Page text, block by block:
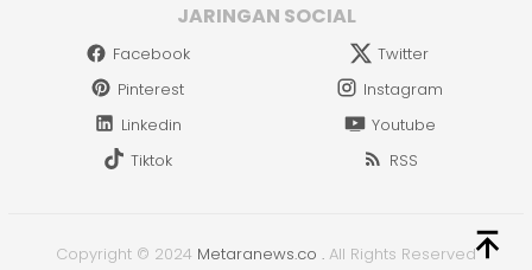
JARINGAN SOCIAL
Facebook
Twitter
Pinterest
Instagram
Linkedin
Youtube
Tiktok
RSS
Copyright © 2024 Metaranews.co . All Rights Reserved